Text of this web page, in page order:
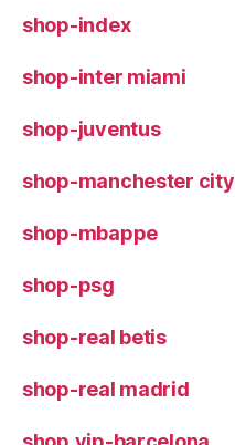
shop-index
shop-inter miami
shop-juventus
shop-manchester city
shop-mbappe
shop-psg
shop-real betis
shop-real madrid